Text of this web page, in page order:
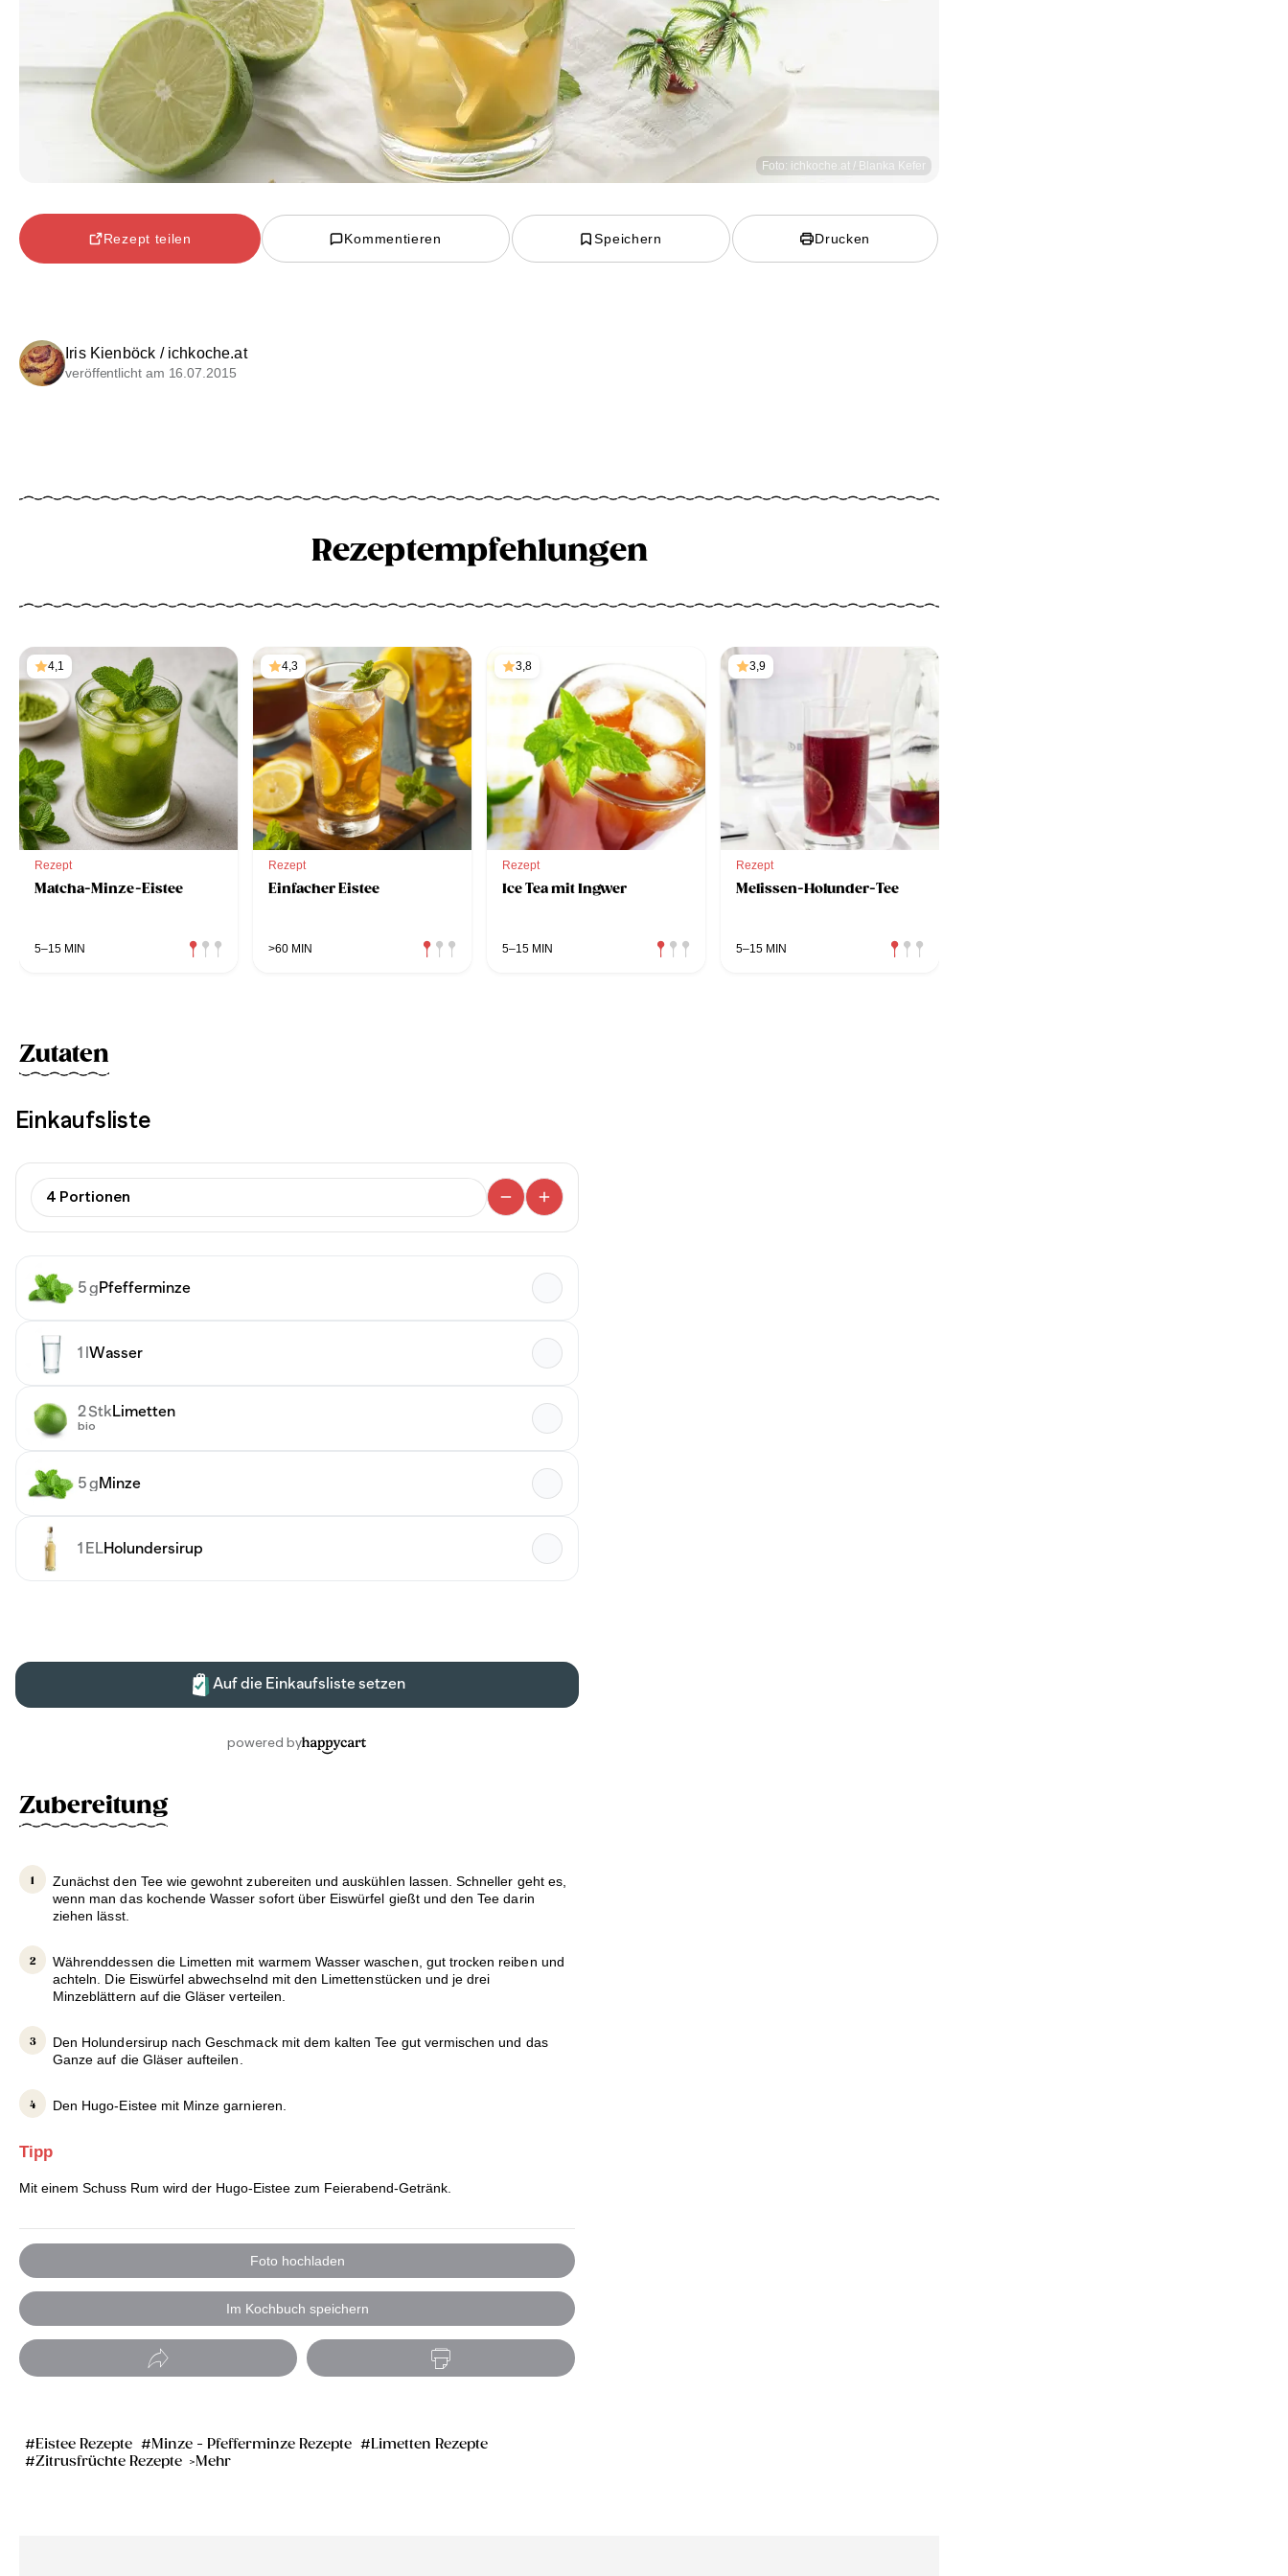
Foto: ichkoche.at / Blanka Kefer
Rezept teilen Kommentieren Speichern Drucken
Iris Kienböck / ichkoche.at
veröffentlicht am 16.07.2015
Rezeptempfehlungen
4,1
Rezept
Matcha-Minze-Eistee
5–15 MIN
4,3
Rezept
Einfacher Eistee
>60 MIN
3,8
Rezept
Ice Tea mit Ingwer
5–15 MIN
3,9
Rezept
Melissen-Holunder-Tee
5–15 MIN
Zutaten
Zubereitung
Zunächst den Tee wie gewohnt zubereiten und auskühlen lassen. Schneller geht es,
wenn man das kochende Wasser sofort über Eiswürfel gießt und den Tee darin
ziehen lässt.
Währenddessen die Limetten mit warmem Wasser waschen, gut trocken reiben und
achteln. Die Eiswürfel abwechselnd mit den Limettenstücken und je drei
Minzeblättern auf die Gläser verteilen.
Den Holundersirup nach Geschmack mit dem kalten Tee gut vermischen und das
Ganze auf die Gläser aufteilen.
Den Hugo-Eistee mit Minze garnieren.
Tipp
Mit einem Schuss Rum wird der Hugo-Eistee zum Feierabend-Getränk.
Foto hochladen
Im Kochbuch speichern
Eistee Rezepte Minze - Pfefferminze Rezepte
Limetten Rezepte
Zitrusfrüchte Rezepte
Mehr